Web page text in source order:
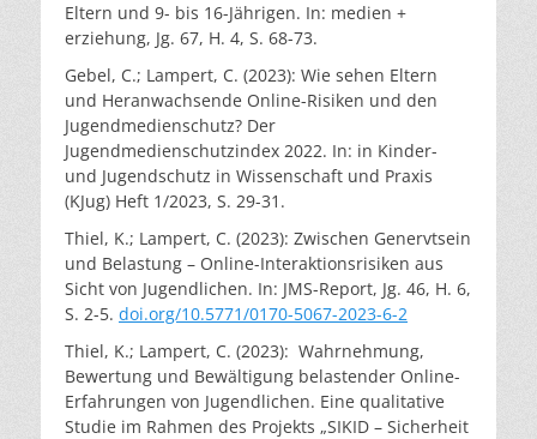
Eltern und 9- bis 16-Jährigen. In: medien +
erziehung, Jg. 67, H. 4, S. 68-73.
Gebel, C.; Lampert, C. (2023): Wie sehen Eltern
und Heranwachsende Online-Risiken und den
Jugendmedienschutz? Der
Jugendmedienschutzindex 2022. In: in Kinder-
und Jugendschutz in Wissenschaft und Praxis
(KJug) Heft 1/2023, S. 29-31.
Thiel, K.; Lampert, C. (2023): Zwischen Genervtsein
und Belastung – Online-Interaktionsrisiken aus
Sicht von Jugendlichen. In: JMS-Report, Jg. 46, H. 6,
S. 2-5. doi.org/10.5771/0170-5067-2023-6-2
Thiel, K.; Lampert, C. (2023): Wahrnehmung,
Bewertung und Bewältigung belastender Online-
Erfahrungen von Jugendlichen. Eine qualitative
Studie im Rahmen des Projekts „SIKID – Sicherheit